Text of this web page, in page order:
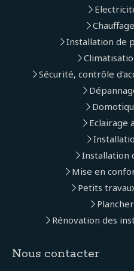
Installation de
Sécurité, contrôle
Eclairage
Installation
Mise en
Petits
Rénovation des
Nous contacter